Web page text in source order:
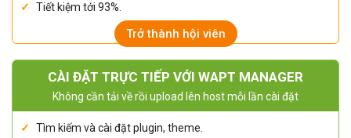
Tiết kiệm tới 93%.
Trở thành hội viên
CÀI ĐẶT TRỰC TIẾP VỚI WAPT MANAGER
Không cần tải về rồi upload lên host mỗi lần cài đặt
Tìm kiếm và cài đặt plugin, theme.